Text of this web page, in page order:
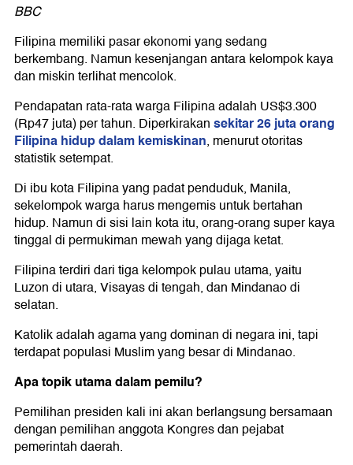
BBC
Filipina memiliki pasar ekonomi yang sedang
berkembang. Namun kesenjangan antara kelompok kaya
dan miskin terlihat mencolok.
Pendapatan rata-rata warga Filipina adalah US$3.300
(Rp47 juta) per tahun. Diperkirakansekitar 26 juta orang
Filipina hidup dalam kemiskinan, menurut otoritas
statistik setempat.
Di ibu kota Filipina yang padat penduduk, Manila,
sekelompok warga harus mengemis untuk bertahan
hidup. Namun di sisi lain kota itu, orang-orang super kaya
tinggal di permukiman mewah yang dijaga ketat.
Filipina terdiri dari tiga kelompok pulau utama, yaitu
Luzon di utara, Visayas di tengah, dan Mindanao di
selatan.
Katolik adalah agama yang dominan di negara ini, tapi
terdapat populasi Muslim yang besar di Mindanao.
Apatopikutama dalam pemilu?
Pemilihan presiden kali ini akan berlangsung bersamaan
dengan pemilihan anggota Kongres dan pejabat
pemerintah daerah.